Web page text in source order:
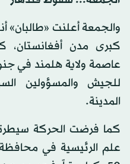
والجمعة أعلنت «طالبان»
كبرى مدن أفغانستان،
عاصمة ولاية هلمند في
للجيش والمسؤولين
المدينة.
كما فرضت الحركة
علم الرئيسية في